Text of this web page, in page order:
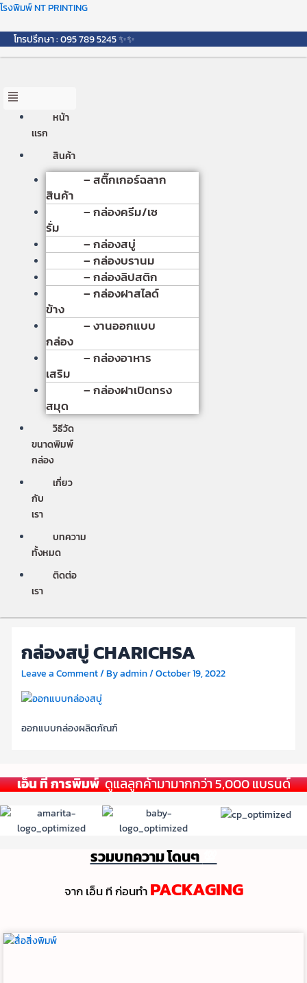
Skip
content
โรงพิมพ์ NT PRINTING
โทรปรึกษา : 095 789 5245 ✨✨
Menu
หน้า
เเรก
สินค้า
– สติ๊กเกอร์ฉลาก
สินค้า
– กล่องครีม/เซ
รั่ม
– กล่องสบู่
– กล่องบรานม
– กล่องลิปสติก
– กล่องฝาสไลด์
ข้าง
– งานออกแบบ
กล่อง
– กล่องอาหาร
เสริม
– กล่องฝาเปิดทรง
สมุด
วิธีวัด
ขนาดพิมพ์
กล่อง
เกี่ยว
กับ
เรา
บทความ
ทั้งหมด
ติดต่อ
เรา
กล่องสบู่ CHARICHSA
Leave a Comment/ Byadmin/October 19, 2022
ออกแบบกล่องผลิตภัณฑ์
เอ็น ที การพิมพ์ดูแลลูกค้ามามากกว่า 5,000 แบรนด์
รวมบทความ โดนๆ
จาก เอ็น ที ก่อนทํา PACKAGING